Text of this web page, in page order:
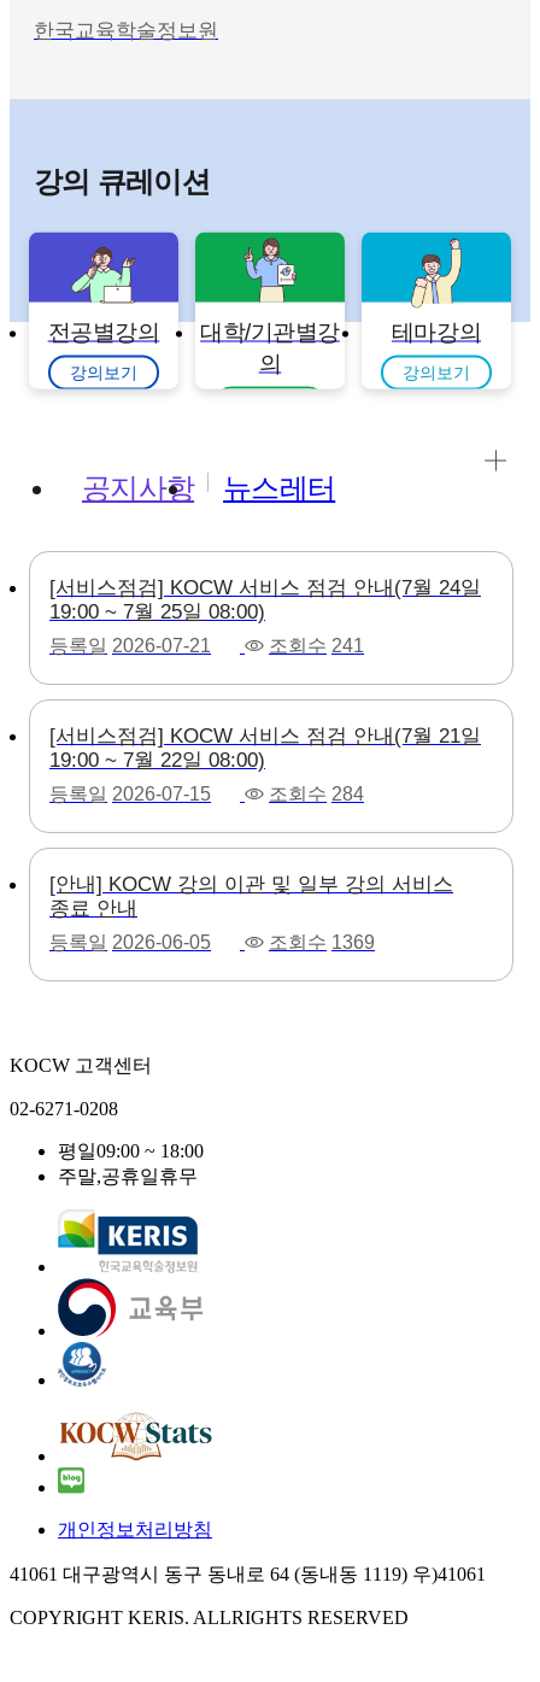
한국교육학술정보원
강의 큐레이션
전공별강의
강의보기
대학/기관별강
의
테마강의
강의보기
공지사항 뉴스레터
[서비스점검] KOCW 서비스 점검 안내(7월 24일
19:00 ~ 7월 25일 08:00)
등록일 2026-07-21 조회수 241
[서비스점검] KOCW 서비스 점검 안내(7월 21일
19:00 ~ 7월 22일 08:00)
등록일 2026-07-15 조회수 284
[안내] KOCW 강의 이관 및 일부 강의 서비스
종료 안내
등록일 2026-06-05 조회수 1369
KOCW 고객센터
02-6271-0208
평일09:00 ~ 18:00
주말,공휴일휴무
개인정보처리방침
41061 대구광역시 동구 동내로 64 (동내동 1119) 우)41061
COPYRIGHT KERIS. ALLRIGHTS RESERVED